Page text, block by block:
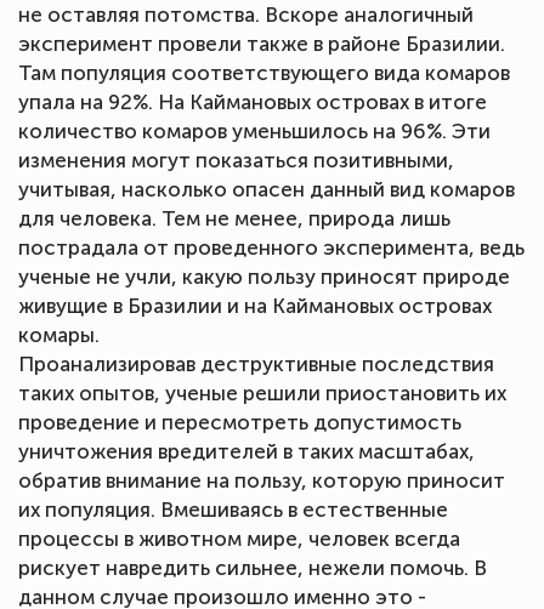
не оставляя потомства. Вскоре аналогичный
эксперимент провели также в районе Бразилии.
Там популяция соответствующего вида комаров
упала на 92%. На Каймановых островах в итоге
количество комаров уменьшилось на 96%. Эти
изменения могут показаться позитивными,
учитывая, насколько опасен данный вид комаров
для человека. Тем не менее, природа лишь
пострадала от проведенного эксперимента, ведь
ученые не учли, какую пользу приносят природе
живущие в Бразилии и на Каймановых островах
комары.
Проанализировав деструктивные последствия
таких опытов, ученые решили приостановить их
проведение и пересмотреть допустимость
уничтожения вредителей в таких масштабах,
обратив внимание на пользу, которую приносит
их популяция. Вмешиваясь в естественные
процессы в животном мире, человек всегда
рискует навредить сильнее, нежели помочь. В
данном случае произошло именно это -